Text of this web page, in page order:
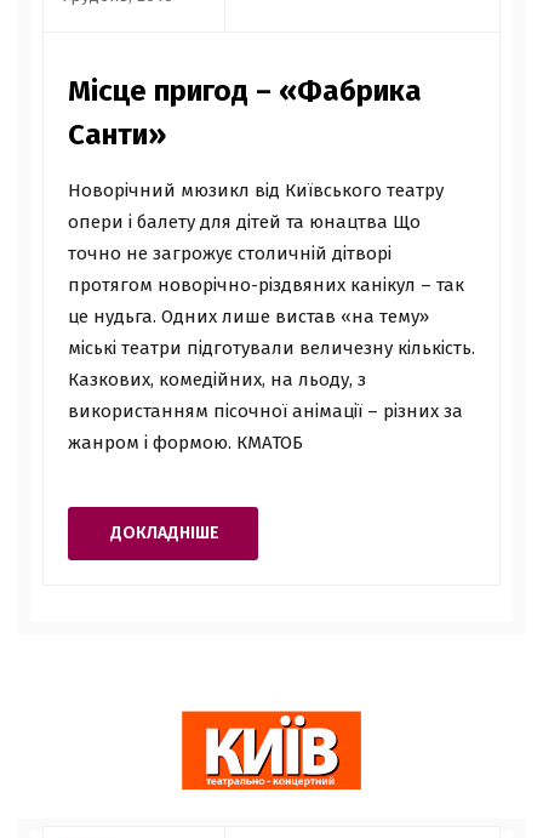
Місце пригод – «Фабрика
Санти»
Новорічний мюзикл від Київського театру
опери і балету для дітей та юнацтва Що
точно не загрожує столичній дітворі
протягом новорічно-різдвяних канікул – так
це нудьга. Одних лише вистав «на тему»
міські театри підготували величезну кількість.
Казкових, комедійних, на льоду, з
використанням пісочної анімації – різних за
жанром і формою. КМАТОБ
ДОКЛАДНІШЕ